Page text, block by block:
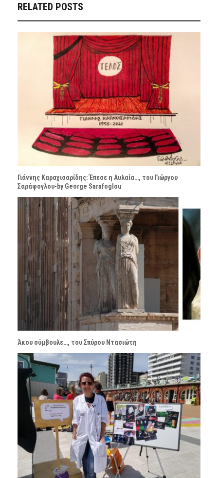
RELATED POSTS
Γιάννης Καραχισαρίδης: Έπεσε η Αυλαία…, του Γιώργου
Σαράφογλου-by George Sarafoglou
Άκου σύμβουλε…, του Σπύρου Ντασιώτη